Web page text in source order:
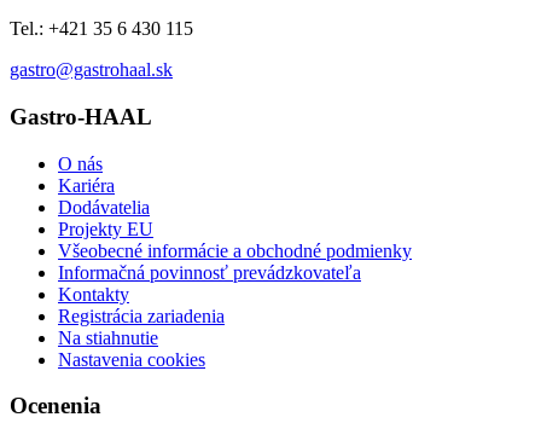
Tel.: +421 35 6 430 115
gastro@gastrohaal.sk
Gastro-HAAL
O nás
Kariéra
Dodávatelia
Projekty EU
Všeobecné informácie a obchodné podmienky
Informačná povinnosť prevádzkovateľa
Kontakty
Registrácia zariadenia
Na stiahnutie
Nastavenia cookies
Ocenenia